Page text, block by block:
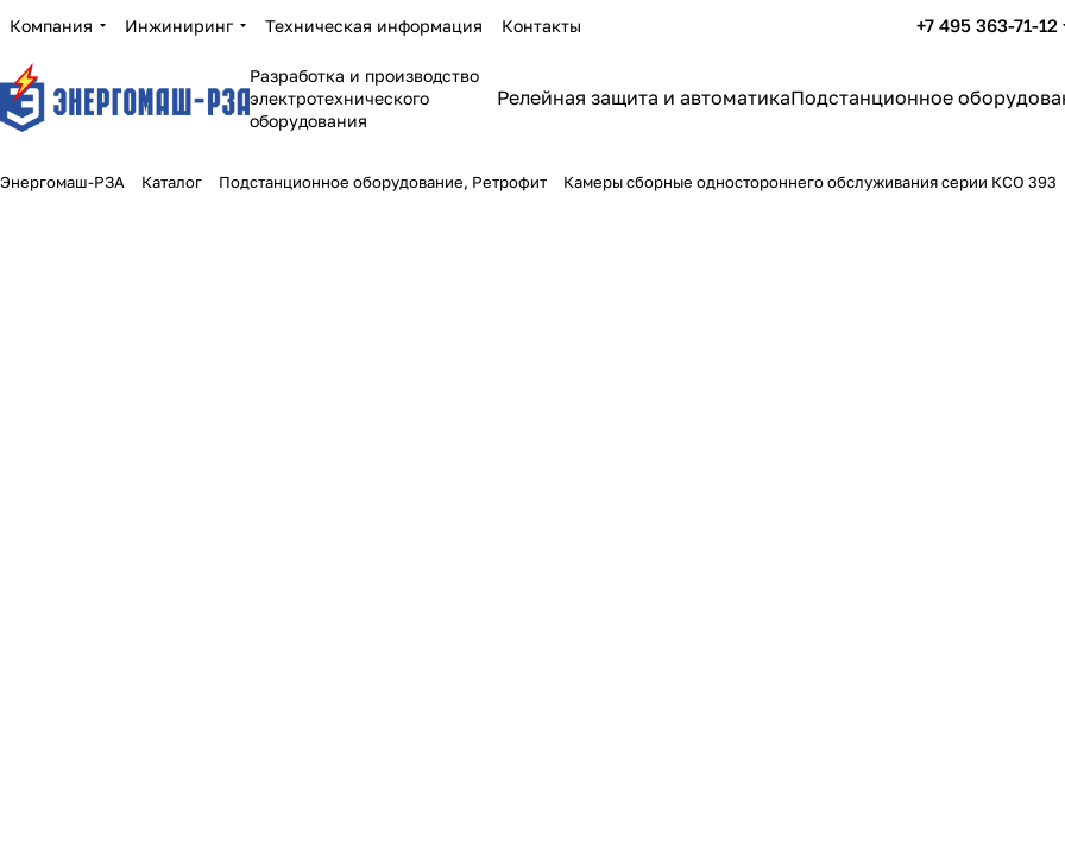
Компания Инжиниринг Техническая информация Контакты +7 495 363-71-12
Разработка и производство
электротехнического
оборудования
Релейная защита и автоматикаПодстанционное
Энергомаш-РЗА Каталог Подстанционное оборудование, Ретрофит Камеры сборные одностороннего обслуживания серии КСО 393